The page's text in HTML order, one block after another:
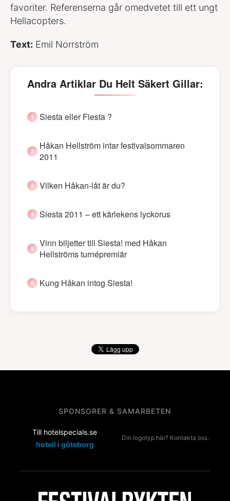
favoriter. Referenserna går omedvetet till ett ungt
Hellacopters.
Text: Emil Norrström
Andra Artiklar Du Helt Säkert Gillar:
Siesta eller Fiesta ?
Håkan Hellström intar festivalsommaren
2011
Vilken Håkan-låt är du?
Siesta 2011 – ett kärlekens lyckorus
Vinn biljetter till Siesta! med Håkan
Hellströms turnépremiär
Kung Håkan intog Siesta!
SPONSORER & SAMARBETEN
Till hotelspecials.se
hotell i göteborg
Din logotyp här? Kontakta oss.